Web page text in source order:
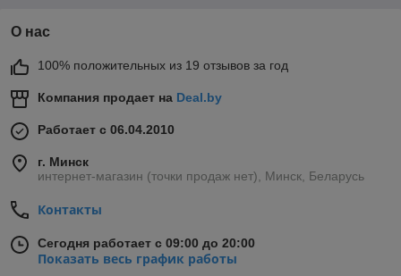
О нас
100% положительных из 19 отзывов за год
Компания продает на Deal.by
Работает с 06.04.2010
г. Минск
интернет-магазин (точки продаж нет), Минск, Беларусь
Контакты
Сегодня работает с 09:00 до 20:00
Показать весь график работы